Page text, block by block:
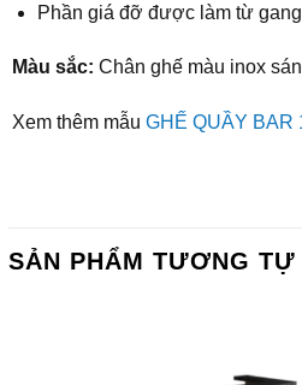
Phần giá đỡ được làm từ
Màu sắc: Chân ghế màu inox
Xem thêm mẫu GHẾ QUẦY BAR
SẢN PHẨM TƯƠNG TỰ